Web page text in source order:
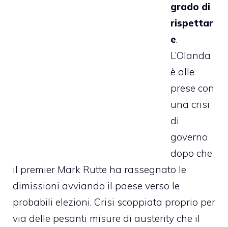
grado di
rispettar
e.
L’Olanda
è alle
prese con
una crisi
di
governo
dopo che
il premier Mark Rutte ha rassegnato le
dimissioni avviando il paese verso le
probabili elezioni. Crisi scoppiata proprio per
via delle pesanti misure di austerity che il